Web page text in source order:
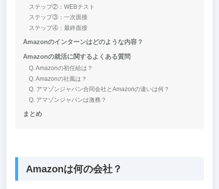
ステップ②：WEBテスト
ステップ③：一次面接
ステップ④：最終面接
Amazonのインターンはどのような内容？
Amazonの就活に関するよくある質問
Q. Amazonの初任給は？
Q. Amazonの社風は？
Q. アマゾンジャパン合同会社とAmazonの違いは何？
Q. アマゾンジャパンは激務？
まとめ
Amazonは何の会社？